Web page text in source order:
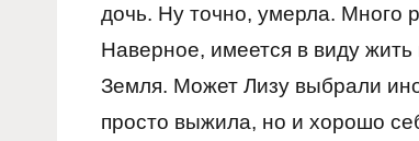
дочь. Ну точно, умерла. Много
Наверное, имеется в виду жить
Земля. Может Лизу выбрали
просто выжила, но и хорошо